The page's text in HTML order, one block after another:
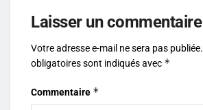
Laisser un commentaire
Votre adresse e-mail ne sera pas publiée.
obligatoires sont indiqués avec *
Commentaire *